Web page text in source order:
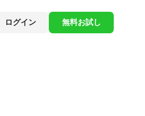
ログイン 無料お試し